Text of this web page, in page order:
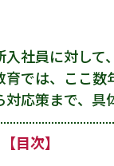
入社員に対して
育では、ここ数
対応策まで、具
【目次】